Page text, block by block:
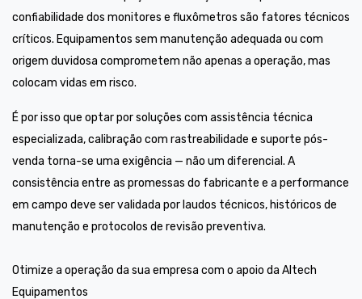
confiabilidade dos monitores e fluxômetros são fatores técnicos
críticos. Equipamentos sem manutenção adequada ou com
origem duvidosa comprometem não apenas a operação, mas
colocam vidas em risco.
É por isso que optar por soluções com assistência técnica
especializada, calibração com rastreabilidade e suporte pós-
venda torna-se uma exigência — não um diferencial. A
consistência entre as promessas do fabricante e a performance
em campo deve ser validada por laudos técnicos, históricos de
manutenção e protocolos de revisão preventiva.
Otimize a operação da sua empresa com o apoio da Altech
Equipamentos